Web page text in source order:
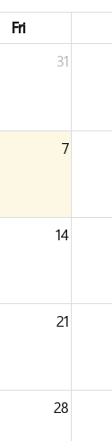
Fri
31
7
14
21
28